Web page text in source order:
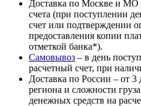
Доставка по Москве и МО
счета (при поступлении
счет или подтверждении
предоставления копии
отметкой банка*).
Самовывоз – в день
расчетный счет, при
Доставка по России – от
региона и сложности
денежных средств на